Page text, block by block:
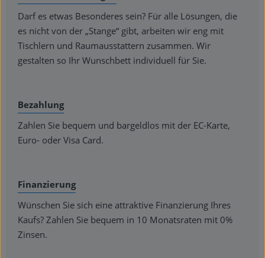
Darf es etwas Besonderes sein? Für alle Lösungen, die
es nicht von der „Stange“ gibt, arbeiten wir eng mit
Tischlern und Raumausstattern zusammen. Wir
gestalten so Ihr Wunschbett individuell für Sie.
Bezahlung
Zahlen Sie bequem und bargeldlos mit der EC-Karte,
Euro- oder Visa Card.
Finanzierung
Wünschen Sie sich eine attraktive Finanzierung Ihres
Kaufs? Zahlen Sie bequem in 10 Monatsraten mit 0%
Zinsen.